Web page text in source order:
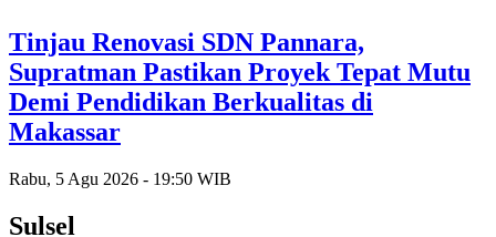
Tinjau Renovasi SDN Pannara,
Supratman Pastikan Proyek Tepat Mutu
Demi Pendidikan Berkualitas di
Makassar
Rabu, 5 Agu 2026 - 19:50 WIB
Sulsel